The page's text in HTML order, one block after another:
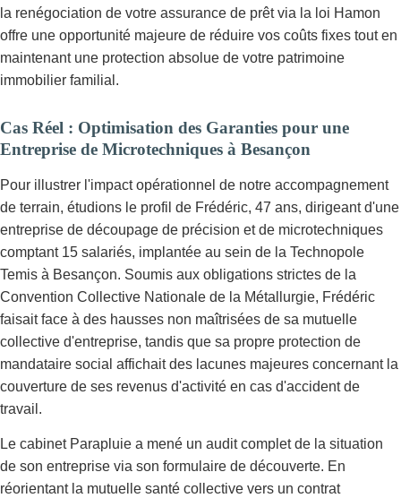
la renégociation de votre assurance de prêt via la loi Hamon
offre une opportunité majeure de réduire vos coûts fixes tout en
maintenant une protection absolue de votre patrimoine
immobilier familial.
Cas Réel : Optimisation des Garanties pour une
Entreprise de Microtechniques à Besançon
Pour illustrer l'impact opérationnel de notre accompagnement
de terrain, étudions le profil de Frédéric, 47 ans, dirigeant d'une
entreprise de découpage de précision et de microtechniques
comptant 15 salariés, implantée au sein de la Technopole
Temis à Besançon. Soumis aux obligations strictes de la
Convention Collective Nationale de la Métallurgie, Frédéric
faisait face à des hausses non maîtrisées de sa mutuelle
collective d'entreprise, tandis que sa propre protection de
mandataire social affichait des lacunes majeures concernant la
couverture de ses revenus d'activité en cas d'accident de
travail.
Le cabinet Parapluie a mené un audit complet de la situation
de son entreprise via son formulaire de découverte. En
réorientant la mutuelle santé collective vers un contrat